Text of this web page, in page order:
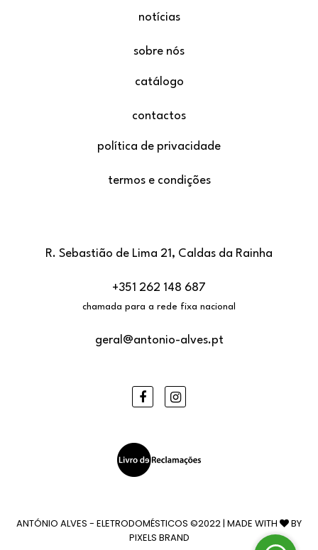
notícias
sobre nós
catálogo
contactos
política de privacidade
termos e condições
R. Sebastião de Lima 21, Caldas da Rainha
+351 262 148 687
chamada para a rede fixa nacional
geral@antonio-alves.pt
FacebookInstagram
ANTÓNIO ALVES - ELETRODOMÉSTICOS ©2022 | MADE WITH
BY
PIXELS BRAND